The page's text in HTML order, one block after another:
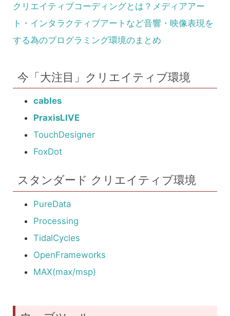
クリエイティブコーディングとは？メディアアー
ト・インタラクティブアートなど音響・映像表現を
する為のプログラミング環境のまとめ
今「大注目」クリエイティブ環境
cables
PraxisLIVE
TouchDesigner
FoxDot
スタンダード クリエイティブ環境
PureData
Processing
TidalCycles
OpenFrameworks
MAX(max/msp)